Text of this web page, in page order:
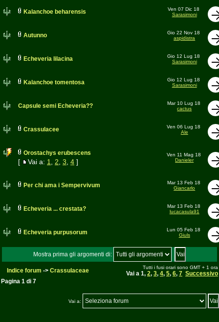
Kalanchoe beharensis
Ven 07 Dic 18
Sarasimoni
Autunno
Gio 22 Nov 18
aspidistra
Echeveria lilacina
Gio 12 Lug 18
Sarasimoni
Kalanchoe tomentosa
Gio 12 Lug 18
Sarasimoni
Capsule semi Echeveria??
Mar 10 Lug 18
cactus
Crassulacee
Ven 06 Lug 18
Ale
Orostachys erubescens
[ Vai a: 1 2 3 4]
Ven 11 Mag 18
Danieler
Per chi ama i Sempervivum
Mar 13 Feb 18
Giancarlo
Echeveria ... crestata?
Mar 13 Feb 18
lucacasula91
Echeveria purpusorum
Lun 05 Feb 18
Giuls
Mostra prima gli argomenti di:
Indice forum -> Crassulaceae Tutti i fusi orari sono GMT + 1 ora
Vai a 1, 2, 3, 4, 5, 6, 7 Successivo
Pagina 1 di 7
Vai a: